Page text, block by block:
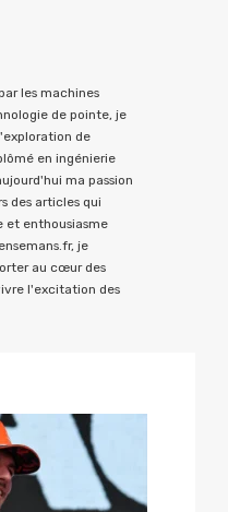
les machines
de pointe, je
de
en ingénierie
ma passion
des articles qui
et enthousiasme
je
au cœur des
l'excitation des